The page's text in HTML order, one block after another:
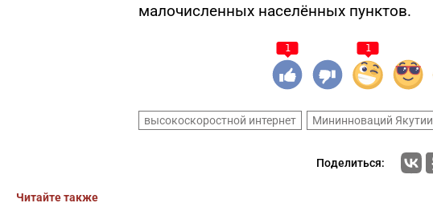
малочисленных населённых пунктов.
1 1
высокоскоростной интернет Мининноваций Якутии
Поделиться:
Читайте также